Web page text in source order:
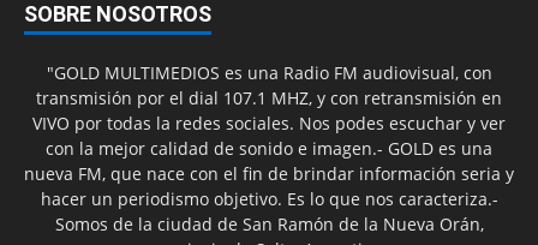
SOBRE NOSOTROS
"GOLD MULTIMEDIOS es una Radio FM audiovisual, con
transmisión por el dial 107.1 MHZ, y con retransmisión en
VIVO por todas la redes sociales. Nos podes escuchar y ver
con la mejor calidad de sonido e imagen.- GOLD es una
nueva FM, que nace con el fin de brindar información seria y
hacer un periodismo objetivo. Es lo que nos caracteriza.-
Somos de la ciudad de San Ramón de la Nueva Orán,